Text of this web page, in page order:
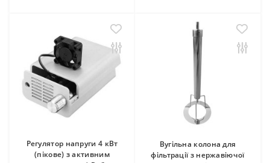
Регулятор напруги 4 кВт
(пікове) з активним
Вугільна колона для
фільтрації з нержавіючої